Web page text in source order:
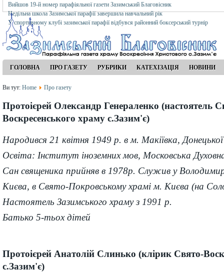
Вийшов 19-й номер парафіяльної газети Зазимський Благовісник
Недільна школа Зазимської парафії завершила навчальний рік
У спортивному клубі зазимської парафії відбувся районний боксерський турнір
ГОЛОВНА ПРО ГАЗЕТУ РУБРИКИ КАТЕХІЗАЦІЯ НОВИНИ
Ви тут: Home Про газету
Протоієрей Олександр Генераленко (настоятель
Воскресенського храму с.Зазим'є)
Народився 21 квітня 1949 р. в м. Макіївка,
Освіта: Інститут іноземних мов, Московська
Сан священика прийняв в 1978р. Служив у
Києва, в Свято-Покровському храмі м. Києва (на
Настоятель Зазимського храму з 1991 р.
Батько 5-тьох дітей
Протоієрей Анатолій Слинько (клірик Свято-
с.Зазим'є)